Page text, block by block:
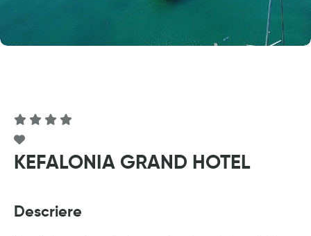
KEFALONIA GRAND HOTEL
Descriere